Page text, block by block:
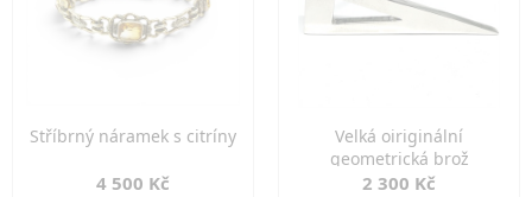
Stříbrný náramek s citríny
4 500 Kč
Velká oiriginální
geometrická brož
2 300 Kč